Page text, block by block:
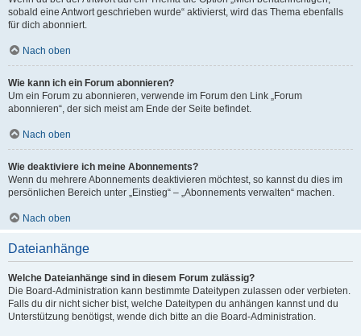
sobald eine Antwort geschrieben wurde“ aktivierst, wird das Thema ebenfalls
für dich abonniert.
Nach oben
Wie kann ich ein Forum abonnieren?
Um ein Forum zu abonnieren, verwende im Forum den Link „Forum
abonnieren“, der sich meist am Ende der Seite befindet.
Nach oben
Wie deaktiviere ich meine Abonnements?
Wenn du mehrere Abonnements deaktivieren möchtest, so kannst du dies im
persönlichen Bereich unter „Einstieg“ – „Abonnements verwalten“ machen.
Nach oben
Dateianhänge
Welche Dateianhänge sind in diesem Forum zulässig?
Die Board-Administration kann bestimmte Dateitypen zulassen oder verbieten.
Falls du dir nicht sicher bist, welche Dateitypen du anhängen kannst und du
Unterstützung benötigst, wende dich bitte an die Board-Administration.